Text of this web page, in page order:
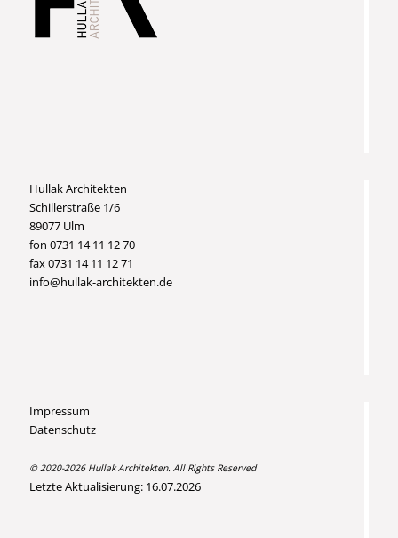
Hullak Architekten
Schillerstraße 1/6
89077 Ulm
fon 0731 14 11 12 70
fax 0731 14 11 12 71
info@hullak-architekten.de
Impressum
Datenschutz
© 2020-2026 Hullak Architekten. All Rights Reserved
Letzte Aktualisierung: 16.07.2026